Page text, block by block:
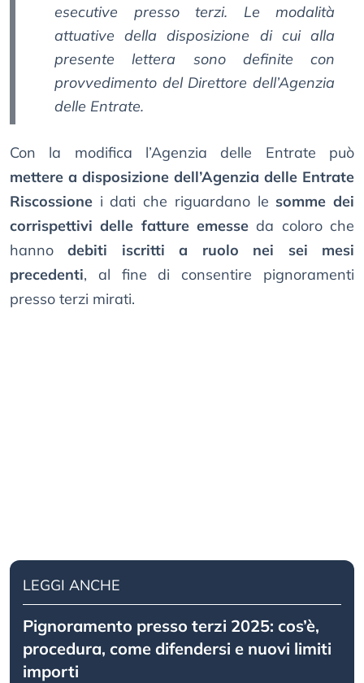
esecutive presso terzi. Le modalità
attuative della disposizione di cui alla
presente lettera sono definite con
provvedimento del Direttore dell’Agenzia
delle Entrate.
Con la modifica l’Agenzia delle Entrate può
mettere a disposizione dell’Agenzia delle Entrate
Riscossione i dati che riguardano le somme dei
corrispettivi delle fatture emesse da coloro che
hannodebiti iscritti a ruolo nei sei mesi
precedenti, al fine di consentire pignoramenti
presso terzi mirati.
LEGGI ANCHE
Pignoramento presso terzi 2025: cos’è,
procedura, come difendersi e nuovi limiti
importi